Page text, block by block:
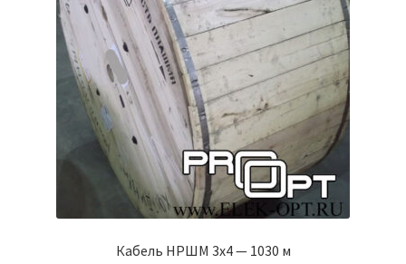
Кабель НРШМ 3х4 — 1030 м